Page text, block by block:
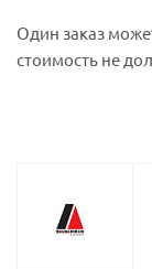
Один заказ
стоимость не